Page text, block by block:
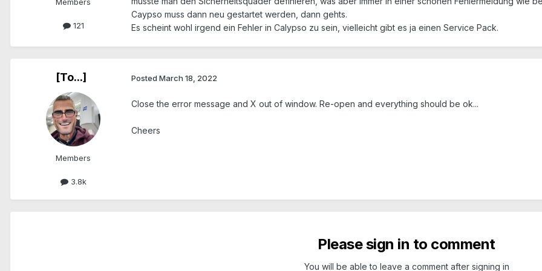
121
Caypso muss dann neu gestartet werden, dann gehts.
Es scheint wohl irgend ein Fehler in Calypso zu sein, vielleicht gibt es ja einen Service Pack.
[To...]
Members
3.8k
Posted March 18, 2022
Close the error message and X out of window. Re-open and everything should be ok...
Cheers
Please sign in to comment
You will be able to leave a comment after signing in